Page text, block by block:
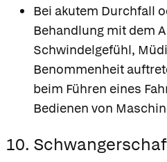
Bei akutem Durchfall
Behandlung mit dem
Schwindelgefühl,
Benommenheit
beim Führen eines
Bedienen von
10.